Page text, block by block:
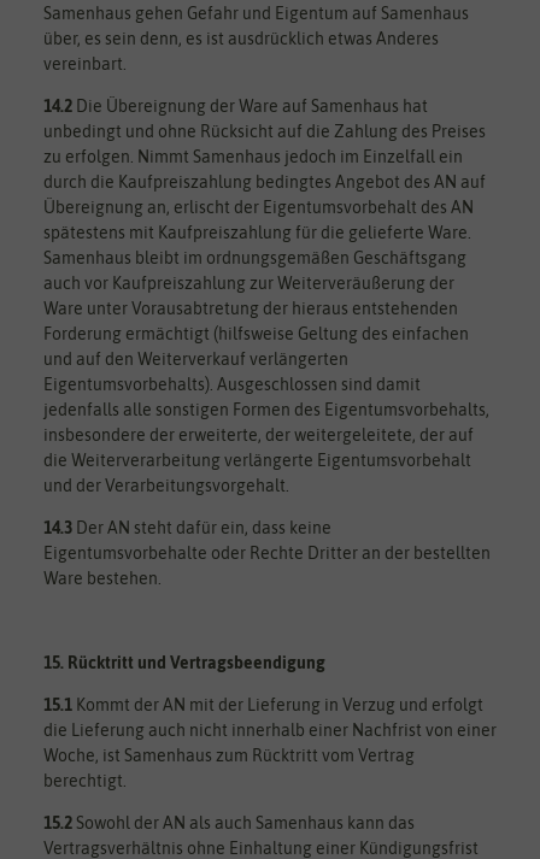
Samenhaus gehen Gefahr und Eigentum auf Samenhaus
über, es sein denn, es ist ausdrücklich etwas Anderes
vereinbart.
14.2 Die Übereignung der Ware auf Samenhaus hat
unbedingt und ohne Rücksicht auf die Zahlung des Preises
zu erfolgen. Nimmt Samenhaus jedoch im Einzelfall ein
durch die Kaufpreiszahlung bedingtes Angebot des AN auf
Übereignung an, erlischt der Eigentumsvorbehalt des AN
spätestens mit Kaufpreiszahlung für die gelieferte Ware.
Samenhaus bleibt im ordnungsgemäßen Geschäftsgang
auch vor Kaufpreiszahlung zur Weiterveräußerung der
Ware unter Vorausabtretung der hieraus entstehenden
Forderung ermächtigt (hilfsweise Geltung des einfachen
und auf den Weiterverkauf verlängerten
Eigentumsvorbehalts). Ausgeschlossen sind damit
jedenfalls alle sonstigen Formen des Eigentumsvorbehalts,
insbesondere der erweiterte, der weitergeleitete, der auf
die Weiterverarbeitung verlängerte Eigentumsvorbehalt
und der Verarbeitungsvorgehalt.
14.3 Der AN steht dafür ein, dass keine
Eigentumsvorbehalte oder Rechte Dritter an der bestellten
Ware bestehen.
15. Rücktritt und Vertragsbeendigung
15.1 Kommt der AN mit der Lieferung in Verzug und erfolgt
die Lieferung auch nicht innerhalb einer Nachfrist von einer
Woche, ist Samenhaus zum Rücktritt vom Vertrag
berechtigt.
15.2 Sowohl der AN als auch Samenhaus kann das
Vertragsverhältnis ohne Einhaltung einer Kündigungsfrist